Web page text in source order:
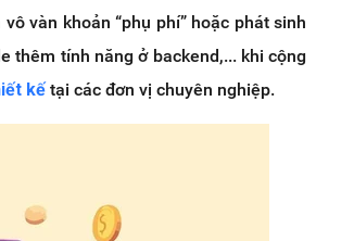
vàn khoản “phụ phí” hoặc phát sinh
thêm tính năng ở backend,... khi cộng
kếtại các đơn vị chuyên nghiệp.